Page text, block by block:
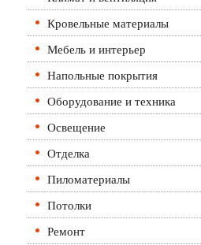
Кровельные материалы
Мебель и интерьер
Напольные покрытия
Оборудование и техника
Освещение
Отделка
Пиломатериалы
Потолки
Ремонт